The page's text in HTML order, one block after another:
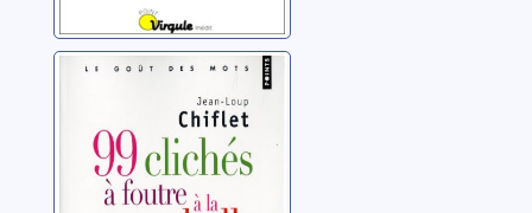
99 clichés à
foutre à la
poubelle
Chiflet, Jean-Loup